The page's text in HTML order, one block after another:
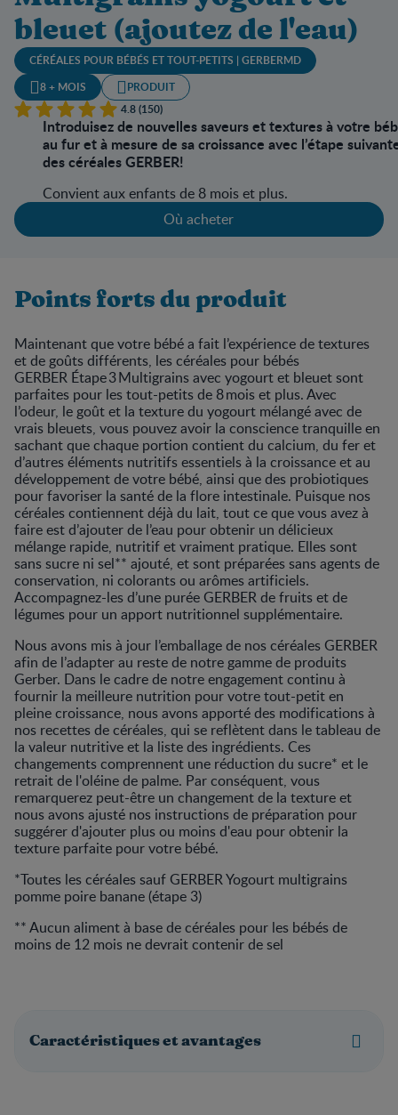
bleuet (ajoutez de l'eau)
CÉRÉALES POUR BÉBÉS ET TOUT-PETITS | GERBERMD
8 + MOIS
PRODUIT
4.8 (150)
Introduisez de nouvelles saveurs et textures à votre
au fur et à mesure de sa croissance avec l’étape
des céréales GERBER!
Convient aux enfants de 8 mois et plus.
Où acheter
Points forts du produit
Maintenant que votre bébé a fait l’expérience de textures
et de goûts différents, les céréales pour bébés
GERBER Étape 3 Multigrains avec yogourt et bleuet sont
parfaites pour les tout-petits de 8 mois et plus. Avec
l’odeur, le goût et la texture du yogourt mélangé avec de
vrais bleuets, vous pouvez avoir la conscience tranquille en
sachant que chaque portion contient du calcium, du fer et
d’autres éléments nutritifs essentiels à la croissance et au
développement de votre bébé, ainsi que des probiotiques
pour favoriser la santé de la flore intestinale. Puisque nos
céréales contiennent déjà du lait, tout ce que vous avez à
faire est d’ajouter de l’eau pour obtenir un délicieux
mélange rapide, nutritif et vraiment pratique. Elles sont
sans sucre ni sel** ajouté, et sont préparées sans agents de
conservation, ni colorants ou arômes artificiels.
Accompagnez-les d’une purée GERBER de fruits et de
légumes pour un apport nutritionnel supplémentaire.
Nous avons mis à jour l’emballage de nos céréales GERBER
afin de l’adapter au reste de notre gamme de produits
Gerber. Dans le cadre de notre engagement continu à
fournir la meilleure nutrition pour votre tout-petit en
pleine croissance, nous avons apporté des modifications à
nos recettes de céréales, qui se reflètent dans le tableau de
la valeur nutritive et la liste des ingrédients. Ces
changements comprennent une réduction du sucre* et le
retrait de l'oléine de palme. Par conséquent, vous
remarquerez peut-être un changement de la texture et
nous avons ajusté nos instructions de préparation pour
suggérer d'ajouter plus ou moins d'eau pour obtenir la
texture parfaite pour votre bébé.
*Toutes les céréales sauf GERBER Yogourt multigrains
pomme poire banane (étape 3)
** Aucun aliment à base de céréales pour les bébés de
moins de 12 mois ne devrait contenir de sel
Caractéristiques et avantages